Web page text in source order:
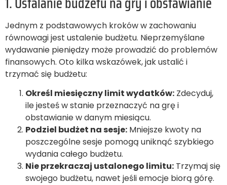
Jednym z podstawowych kroków w zachowaniu
równowagi jest ustalenie budżetu. Nieprzemyślane
wydawanie pieniędzy może prowadzić do problemów
finansowych. Oto kilka wskazówek, jak ustalić i
trzymać się budżetu:
Określ miesięczny limit wydatków: Zdecyduj,
ile jesteś w stanie przeznaczyć na grę i
obstawianie w danym miesiącu.
Podziel budżet na sesje: Mniejsze kwoty na
poszczególne sesje pomogą uniknąć szybkiego
wydania całego budżetu.
Nie przekraczaj ustalonego limitu: Trzymaj się
swojego budżetu, nawet jeśli emocje biorą górę.